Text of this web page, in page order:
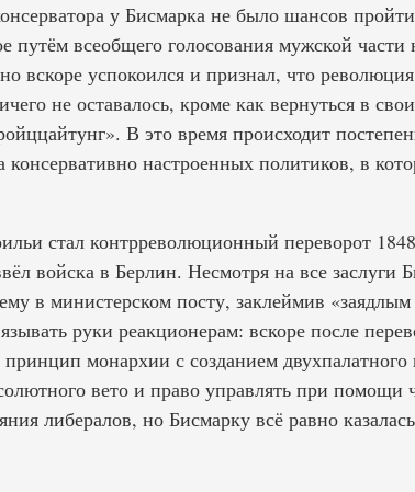
у Бисмарка не было шансов
путём всеобщего голосования мужской части
вскоре успокоился и признал, что революция
не оставалось, кроме как вернуться в
В это время происходит
настроенных политиков, в
стал контрреволюционный переворот 1848
войска в Берлин. Несмотря на все заслуги
в министерском посту, заклеймив
руки реакционерам: вскоре после
монархии с созданием
вето и право управлять при помощи
либералов, но Бисмарку всё равно